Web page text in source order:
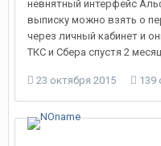
невнятный интерфейс
выписку можно взять о
через личный кабинет и
ТКС и Сбера спустя 2
23 октября 2015 139